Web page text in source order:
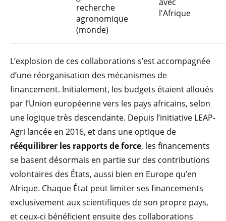
recherche
agronomique
(monde)
l'Afrique
L’explosion de ces collaborations s’est accompagnée
d’une réorganisation des mécanismes de
financement. Initialement, les budgets étaient alloués
par l’Union européenne vers les pays africains, selon
une logique très descendante. Depuis l’initiative LEAP-
Agri lancée en 2016, et dans une optique de
rééquilibrer les rapports de force, les financements
se basent désormais en partie sur des contributions
volontaires des États, aussi bien en Europe qu’en
Afrique. Chaque État peut limiter ses financements
exclusivement aux scientifiques de son propre pays,
et ceux-ci bénéficient ensuite des collaborations